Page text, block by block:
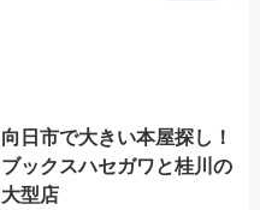
向日市で大きい本屋探し！
ブックスハセガワと桂川の
大型店